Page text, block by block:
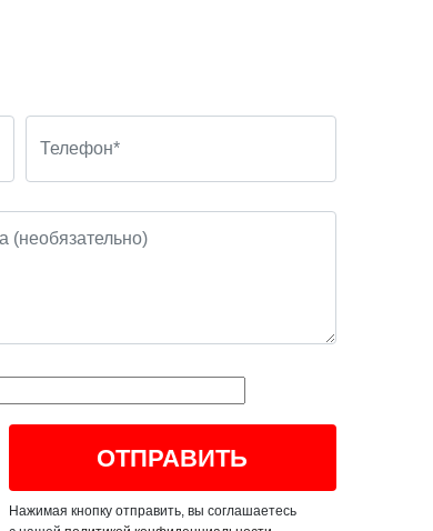
Нажимая кнопку отправить, вы соглашаетесь